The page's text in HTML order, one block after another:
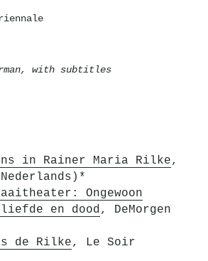
with subtitles
in Rainer Maria Rilke,
Ongewoon
en dood, DeMorgen
de Rilke, Le Soir